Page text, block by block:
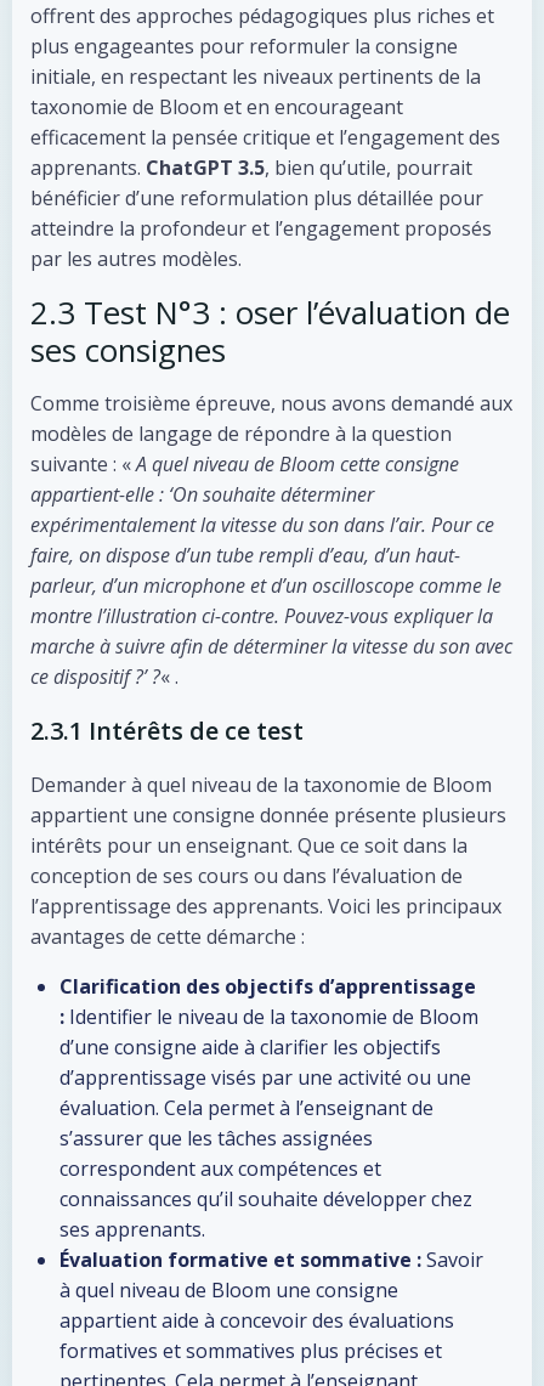
offrent des approches pédagogiques plus riches et
plus engageantes pour reformuler la consigne
initiale, en respectant les niveaux pertinents de la
taxonomie de Bloom et en encourageant
efficacement la pensée critique et l’engagement des
apprenants. ChatGPT 3.5, bien qu’utile, pourrait
bénéficier d’une reformulation plus détaillée pour
atteindre la profondeur et l’engagement proposés
par les autres modèles.
2.3 Test N°3 : oser l’évaluation de
ses consignes
Comme troisième épreuve, nous avons demandé aux
modèles de langage de répondre à la question
suivante : «A quel niveau de Bloom cette consigne
appartient-elle : ‘On souhaite déterminer
expérimentalement la vitesse du son dans l’air. Pour ce
faire, on dispose d’un tube rempli d’eau, d’un haut-
parleur, d’un microphone et d’un oscilloscope comme le
montre l’illustration ci-contre. Pouvez-vous expliquer la
marche à suivre afin de déterminer la vitesse du son avec
ce dispositif ?’ ?« .
2.3.1 Intérêts de ce test
Demander à quel niveau de la taxonomie de Bloom
appartient une consigne donnée présente plusieurs
intérêts pour un enseignant. Que ce soit dans la
conception de ses cours ou dans l’évaluation de
l’apprentissage des apprenants. Voici les principaux
avantages de cette démarche :
Clarification des objectifs d’apprentissage
: Identifier le niveau de la taxonomie de Bloom
d’une consigne aide à clarifier les objectifs
d’apprentissage visés par une activité ou une
évaluation. Cela permet à l’enseignant de
s’assurer que les tâches assignées
correspondent aux compétences et
connaissances qu’il souhaite développer chez
ses apprenants.
Évaluation formative et sommative :Savoir
à quel niveau de Bloom une consigne
appartient aide à concevoir des évaluations
formatives et sommatives plus précises et